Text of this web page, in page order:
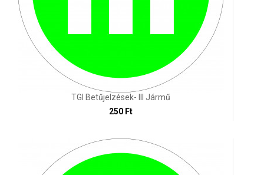
TGI Betűjelzések- III Jármű
250 Ft